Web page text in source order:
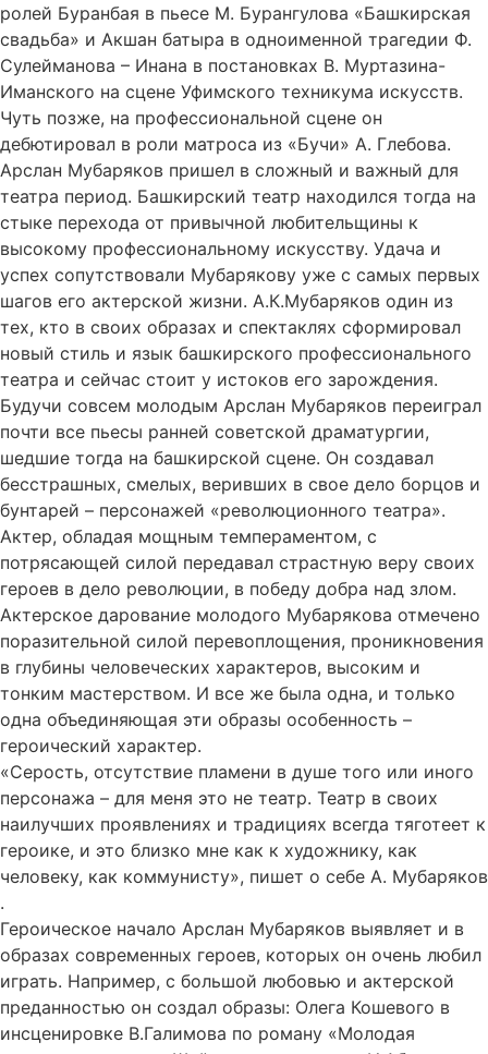
ролей Буранбая в пьесе М. Бурангулова «Башкирская
свадьба» и Акшан батыра в одноименной трагедии Ф.
Сулейманова – Инана в постановках В. Муртазина-
Иманского на сцене Уфимского техникума искусств.
Чуть позже, на профессиональной сцене он
дебютировал в роли матроса из «Бучи» А. Глебова.
Арслан Мубаряков пришел в сложный и важный для
театра период. Башкирский театр находился тогда на
стыке перехода от привычной любительщины к
высокому профессиональному искусству. Удача и
успех сопутствовали Мубарякову уже с самых первых
шагов его актерской жизни. А.К.Мубаряков один из
тех, кто в своих образах и спектаклях сформировал
новый стиль и язык башкирского профессионального
театра и сейчас стоит у истоков его зарождения.
Будучи совсем молодым Арслан Мубаряков переиграл
почти все пьесы ранней советской драматургии,
шедшие тогда на башкирской сцене. Он создавал
бесстрашных, смелых, веривших в свое дело борцов и
бунтарей – персонажей «революционного театра».
Актер, обладая мощным темпераментом, с
потрясающей силой передавал страстную веру своих
героев в дело революции, в победу добра над злом.
Актерское дарование молодого Мубарякова отмечено
поразительной силой перевоплощения, проникновения
в глубины человеческих характеров, высоким и
тонким мастерством. И все же была одна, и только
одна объединяющая эти образы особенность –
героический характер.
«Серость, отсутствие пламени в душе того или иного
персонажа – для меня это не театр. Театр в своих
наилучших проявлениях и традициях всегда тяготеет к
героике, и это близко мне как к художнику, как
человеку, как коммунисту», пишет о себе А. Мубаряков
.
Героическое начало Арслан Мубаряков выявляет и в
образах современных героев, которых он очень любил
играть. Например, с большой любовью и актерской
преданностью он создал образы: Олега Кошевого в
инсценировке В.Галимова по роману «Молодая